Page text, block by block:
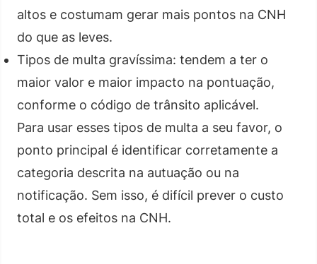
altos e costumam gerar mais pontos na CNH
do que as leves.
Tipos de multa gravíssima: tendem a ter o
maior valor e maior impacto na pontuação,
conforme o código de trânsito aplicável.
Para usar esses tipos de multa a seu favor, o
ponto principal é identificar corretamente a
categoria descrita na autuação ou na
notificação. Sem isso, é difícil prever o custo
total e os efeitos na CNH.